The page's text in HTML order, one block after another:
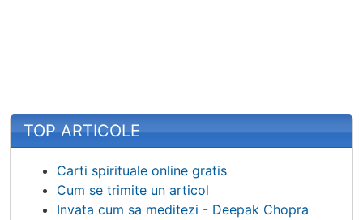
TOP ARTICOLE
Carti spirituale online gratis
Cum se trimite un articol
Invata cum sa meditezi - Deepak Chopra